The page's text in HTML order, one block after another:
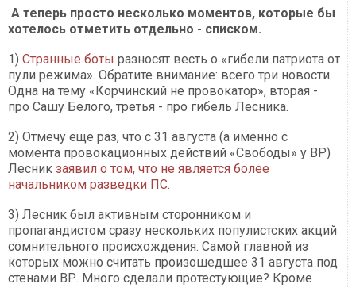
А теперь просто несколько моментов, которые бы
хотелось отметить отдельно - списком.
1) Странные боты разносят весть о «гибели патриота от
пули режима». Обратите внимание: всего три новости.
Одна на тему «Корчинский не провокатор», вторая -
про Сашу Белого, третья - про гибель Лесника.
2) Отмечу еще раз, что с 31 августа (а именно с
момента провокационных действий «Свободы» у ВР)
Лесник заявил о том, что не является более
начальником разведки ПС.
3) Лесник был активным сторонником и
пропагандистом сразу нескольких популистских акций
сомнительного происхождения. Самой главной из
которых можно считать произошедшее 31 августа под
стенами ВР. Много сделали протестующие? Кроме